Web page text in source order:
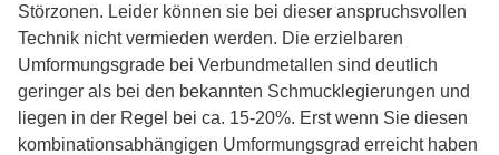
Störzonen. Leider können sie bei dieser anspruchsvollen
Technik nicht vermieden werden. Die erzielbaren
Umformungsgrade bei Verbundmetallen sind deutlich
geringer als bei den bekannten Schmucklegierungen und
liegen in der Regel bei ca. 15-20%. Erst wenn Sie diesen
kombinationsabhängigen Umformungsgrad erreicht haben